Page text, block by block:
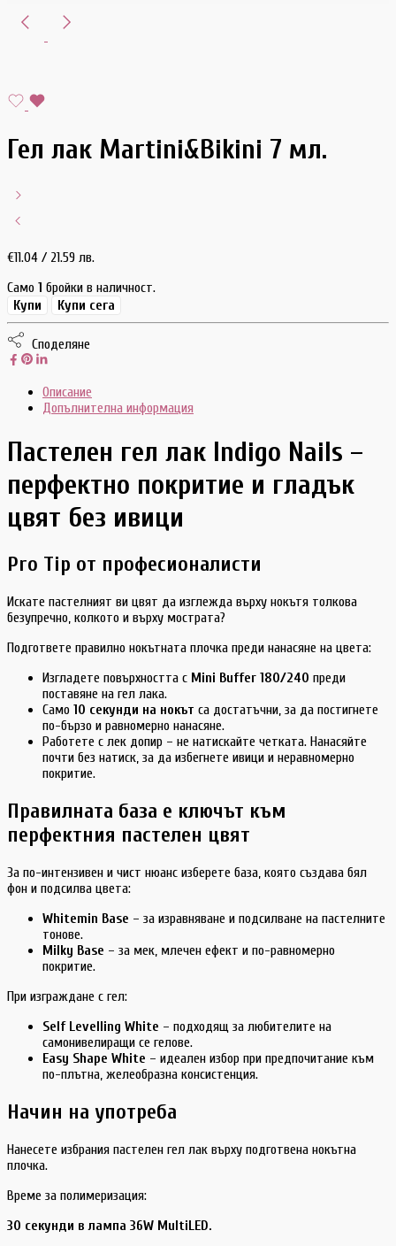
Гел лак Martini&Bikini 7 мл.
€11.04 / 21.59 лв.
Само 1 бройки в наличност.
Купи
Купи сега
Споделяне
Описание
Допълнителна информация
Пастелен гел лак Indigo Nails –
перфектно покритие и гладък
цвят без ивици
Pro Tip от професионалисти
Искате пастелният ви цвят да изглежда върху нокътя толкова
безупречно, колкото и върху мострата?
Подгответе правилно нокътната плочка преди нанасяне на цвета:
Изгладете повърхността с Mini Buffer 180/240 преди
поставяне на гел лака.
Само 10 секунди на нокът са достатъчни, за да постигнете
по-бързо и равномерно нанасяне.
Работете с лек допир – не натискайте четката. Нанасяйте
почти без натиск, за да избегнете ивици и неравномерно
покритие.
Правилната база е ключът към
перфектния пастелен цвят
За по-интензивен и чист нюанс изберете база, която създава бял
фон и подсилва цвета:
Whitemin Base – за изравняване и подсилване на пастелните
тонове.
Milky Base – за мек, млечен ефект и по-равномерно
покритие.
При изграждане с гел:
Self Levelling White – подходящ за любителите на
самонивелиращи се гелове.
Easy Shape White – идеален избор при предпочитание към
по-плътна, желеобразна консистенция.
Начин на употреба
Нанесете избрания пастелен гел лак върху подготвена нокътна
плочка.
Време за полимеризация:
30 секунди в лампа 36W MultiLED.